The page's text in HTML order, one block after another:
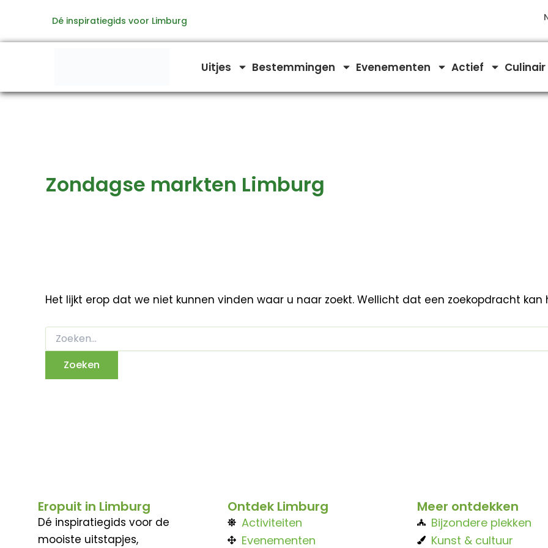
de
Dé inspiratiegids voor Limburg
Uitjes Bestemmingen Evenementen Actief Culinair
Zondagse markten Limburg
Het lijkt erop dat we niet kunnen vinden waar u naar zoekt. Wellicht dat een zoekopdracht kan
naar:
Eropuit in Limburg
Dé inspiratiegids voor de
mooiste uitstapjes,
Ontdek Limburg
Activiteiten
Evenementen
Meer ontdekken
Bijzondere plekken
Kunst & cultuur